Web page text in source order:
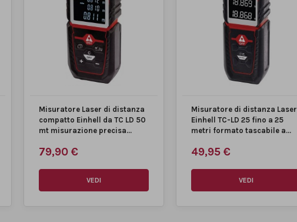
Misuratore Laser di distanza
compatto Einhell da TC LD 50
mt misurazione precisa...
79,90 €
VEDI
Misuratore di distanza Laser
Einhell TC-LD 25 fino a 25
metri formato tascabile a...
49,95 €
VEDI